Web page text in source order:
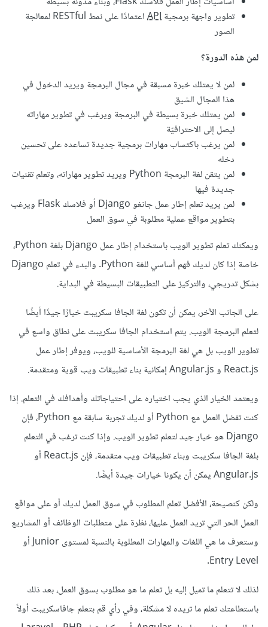
تطوير واجهة برمجيةAPI
اعتمادًا على نمط RESTful لمعالجة
الصور
لمن هذه الدورة؟
لمن لا يمتلك خبرة مسبقة في مجال البرمجة ويريد الدخول في
هذا المجال الشيق
لمن يمتلك خبرة بسيطة في البرمجة ويرغب في تطوير مهاراته
ليصل إلى الاحترافيّة
لمن يرغب باكتساب مهارات برمجية جديدة تساعده على تحسين
دخله
لمن يتقن لغة البرمجة Python ويريد تطوير مهاراته، وتعلم تقنيات
جديدة فيها
لمن يريد تعلم إطار عمل جانغو Django أو فلاسك Flask ويرغب
بتطوير مواقع عملية مطلوبة في سوق العمل
ويمكنك تعلم تطوير الويب باستخدام إطار عمل Django بلغة Python،
خاصة إذا كان لديك فهم أساسي للغة Python. والبدء في تعلم Django
بشكل تدريجي، والتركيز على التطبيقات البسيطة في البداية.
على الجانب الآخر، يمكن أن تكون لغة الجافا سكريبت خيارًا جيدًا أيضًا
لتعلم البرمجة الويب. يتم استخدام الجافا سكريبت على نطاق واسع في
تطوير الويب بل هي لغة البرمجة الأساسية للويب، ويوفر إطار عمل
React.js و Angular.js إمكانية بناء تطبيقات ويب قوية ومتقدمة.
ويعتمد الخيار الذي يجب اختياره على احتياجاتك وأهدافك في التعلم. إذا
كنت تفضل العمل مع Python أو لديك تجربة سابقة مع Python، فإن
Django هو خيار جيد لتعلم تطوير الويب. وإذا كنت ترغب في التعلم
بلغة الجافا سكريبت وبناء تطبيقات ويب متقدمة، فإن React.js أو
Angular.js يمكن أن يكونا خيارات جيدة أيضًا.
ولكن كنصيحة، الأفضل تعلم المطلوب في سوق العمل لديك أو على مواقع
العمل الحر التي تريد العمل عليها، نظرة على متطلبات الوظائف أو المشاريع
وستعرف ما هي اللغات والمهارات المطلوبة بالنسبة لمستوى Junior أو
Entry Level.
لذلك لا تتعلم ما تميل إليه بل تعلم ما هو مطلوب بسوق العمل، بعد ذلك
باستطاعتك تعلم ما تريده لا مشكلة، وفي رأي قم بتعلم جافاسكريبت أولاً